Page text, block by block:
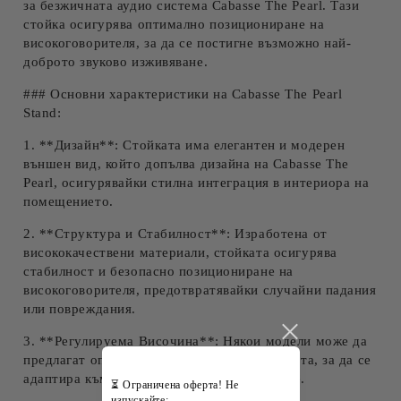
за безжичната аудио система Cabasse The Pearl. Тази
стойка осигурява оптимално позициониране на
високоговорителя, за да се постигне възможно най-
доброто звуково изживяване.
### Основни характеристики на Cabasse The Pearl
Stand:
1. **Дизайн**: Стойката има елегантен и модерен
външен вид, който допълва дизайна на Cabasse The
Pearl, осигурявайки стилна интеграция в интериора на
помещението.
2. **Структура и Стабилност**: Изработена от
висококачествени материали, стойката осигурява
стабилност и безопасно позициониране на
високоговорителя, предотвратявайки случайни падания
или повреждания.
3. **Регулируема Височина**: Някои модели може да
предлагат опции за регулиране на височината, за да се
адаптира към различни условия на слушане.
⏳ Ограничена оферта! Не